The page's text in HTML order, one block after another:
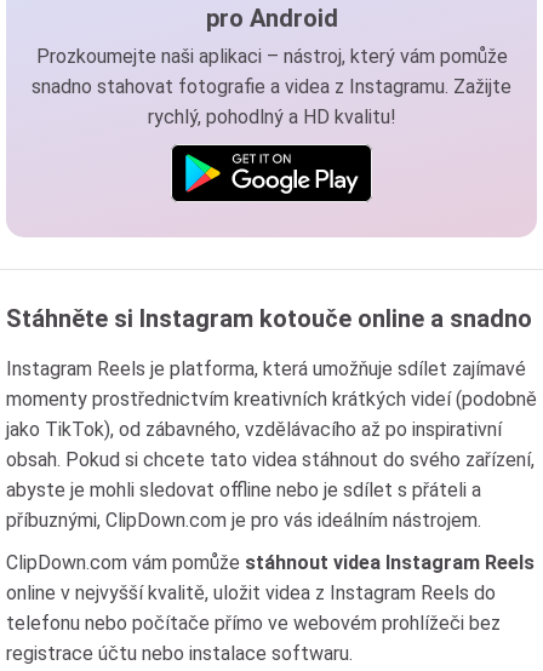
pro Android
Prozkoumejte naši aplikaci – nástroj, který vám pomůže
snadno stahovat fotografie a videa z Instagramu. Zažijte
rychlý, pohodlný a HD kvalitu!
Stáhněte si Instagram kotouče online a snadno
Instagram Reels je platforma, která umožňuje sdílet zajímavé
momenty prostřednictvím kreativních krátkých videí (podobně
jako TikTok), od zábavného, ​​vzdělávacího až po inspirativní
obsah. Pokud si chcete tato videa stáhnout do svého zařízení,
abyste je mohli sledovat offline nebo je sdílet s přáteli a
příbuznými, ClipDown.com je pro vás ideálním nástrojem.
ClipDown.com vám pomůže stáhnout videa Instagram Reels
online v nejvyšší kvalitě, uložit videa z Instagram Reels do
telefonu nebo počítače přímo ve webovém prohlížeči bez
registrace účtu nebo instalace softwaru.